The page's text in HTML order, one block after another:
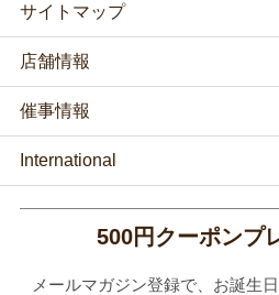
サイトマップ
店舗情報
催事情報
International
500円クーポンプ
メールマガジン登録で、お誕生